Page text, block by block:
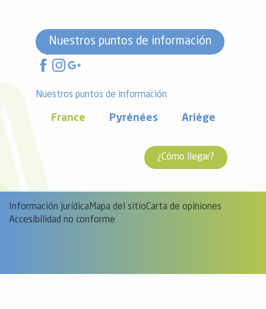
Nuestros puntos de información
Nuestros puntos de información
France Pyrénées Ariège
¿Cómo llegar?
Información jurídicaMapa del sitioCarta de opiniones
Accesibilidad no conforme